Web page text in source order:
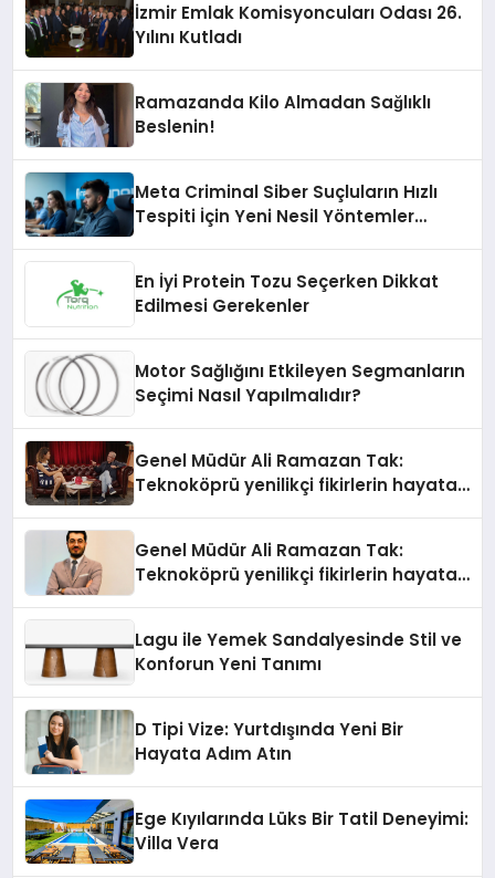
İzmir Emlak Komisyoncuları Odası 26.
Yılını Kutladı
Ramazanda Kilo Almadan Sağlıklı
Beslenin!
Meta Criminal Siber Suçluların Hızlı
Tespiti İçin Yeni Nesil Yöntemler
En İyi Protein Tozu Seçerken Dikkat
Edilmesi Gerekenler
Motor Sağlığını Etkileyen Segmanların
Seçimi Nasıl Yapılmalıdır?
Genel Müdür Ali Ramazan Tak:
Teknoköprü yenilikçi fikirlerin hayata
Genel Müdür Ali Ramazan Tak:
Teknoköprü yenilikçi fikirlerin hayata
Lagu ile Yemek Sandalyesinde Stil ve
Konforun Yeni Tanımı
D Tipi Vize: Yurtdışında Yeni Bir
Hayata Adım Atın
Ege Kıyılarında Lüks Bir Tatil Deneyimi:
Villa Vera